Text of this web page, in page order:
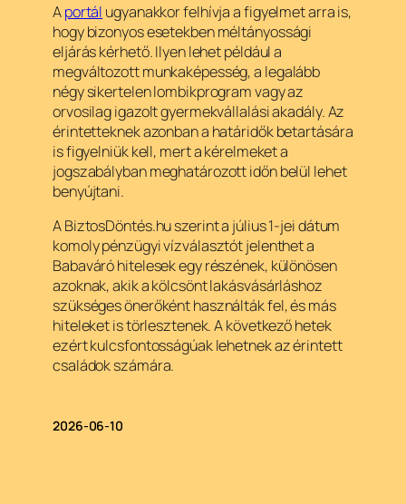
Aportál ugyanakkor felhívja a figyelmet arra is,
hogy bizonyos esetekben méltányossági
eljárás kérhető. Ilyen lehet például a
megváltozott munkaképesség, a legalább
négy sikertelen lombikprogram vagy az
orvosilag igazolt gyermekvállalási akadály. Az
érintetteknek azonban a határidők betartására
is figyelniük kell, mert a kérelmeket a
jogszabályban meghatározott időn belül lehet
benyújtani.
A BiztosDöntés.hu szerint a július 1-jei dátum
komoly pénzügyi vízválasztót jelenthet a
Babaváró hitelesek egy részének, különösen
azoknak, akik a kölcsönt lakásvásárláshoz
szükséges önerőként használták fel, és más
hiteleket is törlesztenek. A következő hetek
ezért kulcsfontosságúak lehetnek az érintett
családok számára.
2026-06-10